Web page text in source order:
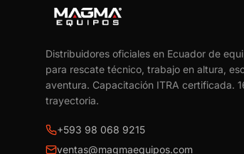
Distribuidores oficiales en Ecuador de
para rescate técnico, trabajo en altura,
aventura. Capacitación ITRA certificada.
trayectoria.
+593 98 068 9215
ventas@magmaequipos.com